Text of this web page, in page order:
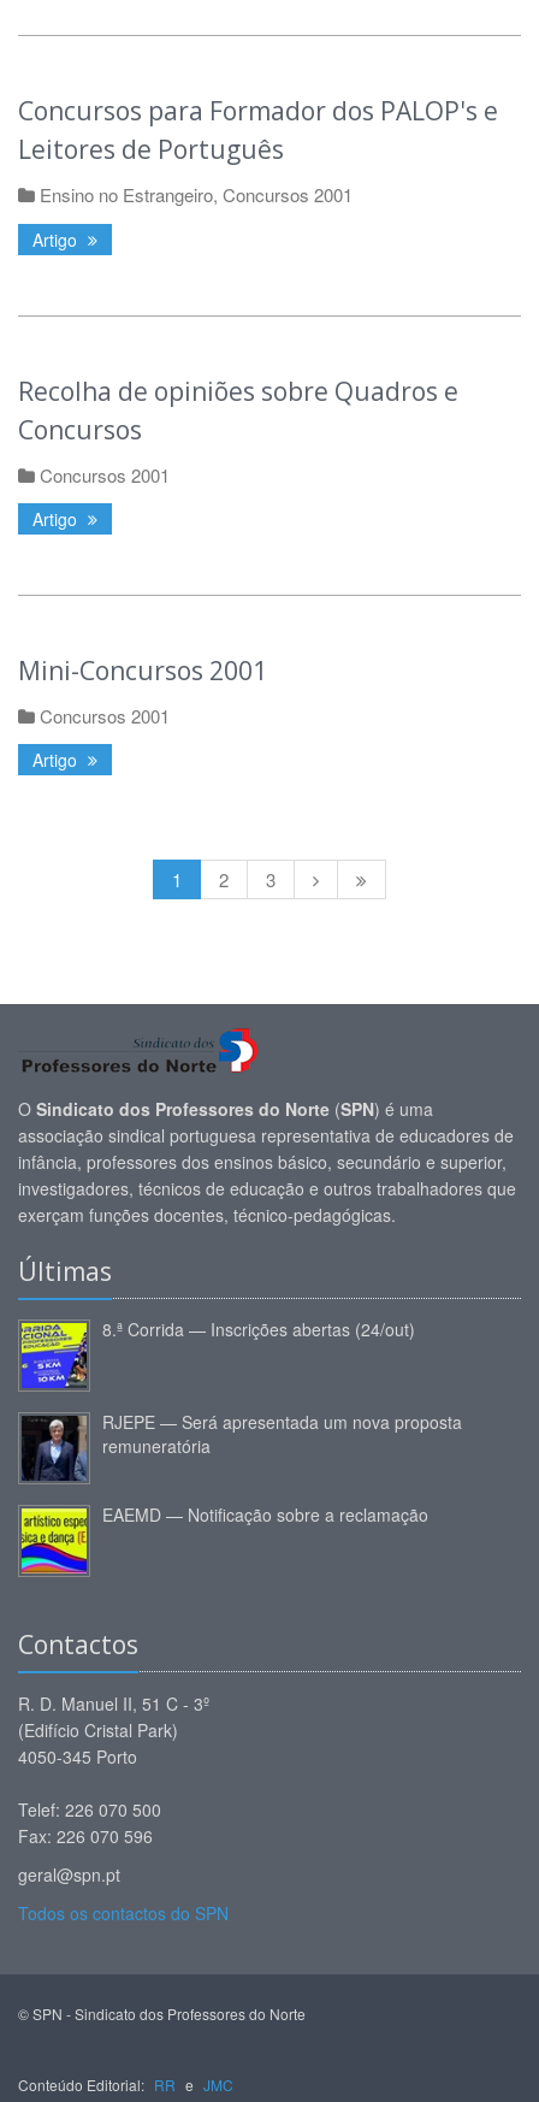
Concursos para Formador dos PALOP's e
Leitores de Português
Ensino no Estrangeiro, Concursos 2001
Artigo
Recolha de opiniões sobre Quadros e
Concursos
Concursos 2001
Artigo
Mini-Concursos 2001
Concursos 2001
Artigo
1 2 3
O Sindicato dos Professores do Norte (SPN) é uma
associação sindical portuguesa representativa de educadores de
infância, professores dos ensinos básico, secundário e superior,
investigadores, técnicos de educação e outros trabalhadores que
exerçam funções docentes, técnico-pedagógicas.
Últimas
8.ª Corrida — Inscrições abertas (24/out)
RJEPE — Será apresentada um nova proposta
remuneratória
EAEMD — Notificação sobre a reclamação
Contactos
R. D. Manuel II, 51 C - 3º
(Edifício Cristal Park)
4050-345 Porto
Telef: 226 070 500
Fax: 226 070 596
geral@spn.pt
Todos os contactos do SPN
© SPN - Sindicato dos Professores do Norte
Conteúdo Editorial: RR e JMC